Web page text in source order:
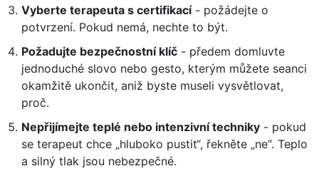
Vyberte terapeuta s certifikací- požádejte o
potvrzení. Pokud nemá, nechte to být.
Požadujte bezpečnostní klíč - předem domluvte
jednoduché slovo nebo gesto, kterým můžete seanci
okamžitě ukončit, aniž byste museli vysvětlovat,
proč.
Nepřijímejte teplé nebo intenzivní techniky - pokud
se terapeut chce „hluboko pustit“, řekněte „ne“. Teplo
a silný tlak jsou nebezpečné.